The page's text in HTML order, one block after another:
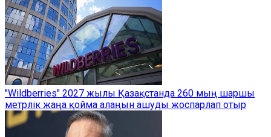
"Wildberries" 2027 жылы Қазақстанда 260 мың шаршы
метрлік жаңа қойма алаңын ашуды жоспарлап отыр